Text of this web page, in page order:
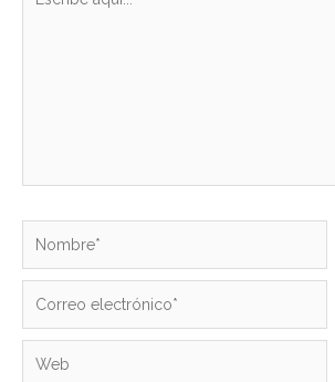
aquí...
electrónico*